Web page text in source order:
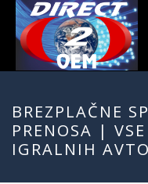
BREZPLAČNE
PRENOSA |
IGRALNIH